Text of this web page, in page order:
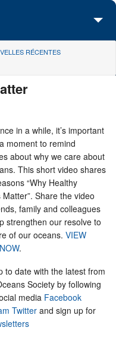
RÉCENTES
in a while, it’s important
moment to remind
about why we care about
This short video shares
“Why Healthy
Share the video
family and colleagues
strengthen our resolve to
of our oceans. VIEW
.
to date with the latest from
Society by following
media Facebook
Twitter and sign up for